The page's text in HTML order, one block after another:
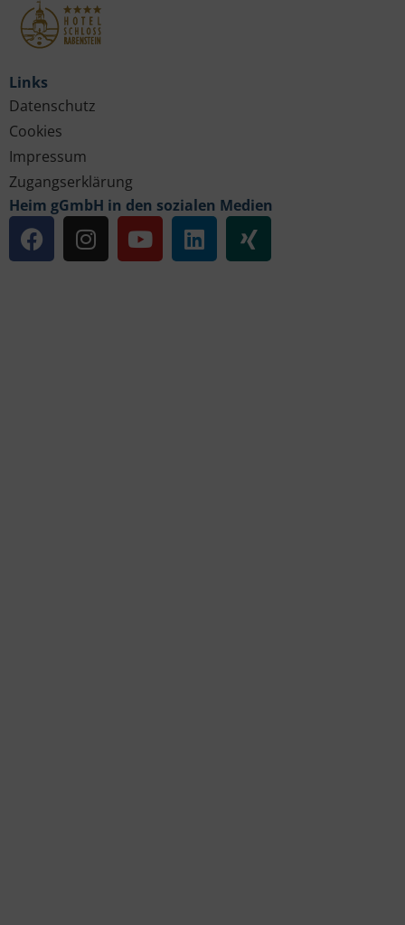
Links
Datenschutz
Cookies
Impressum
Zugangserklärung
Heim gGmbH in den sozialen Medien